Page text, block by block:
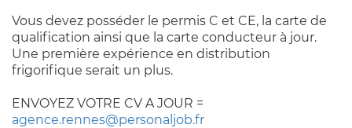
Vous devez posséder le permis C et CE, la carte de
qualification ainsi que la carte conducteur à jour.
Une première expérience en distribution
frigorifique serait un plus.
ENVOYEZ VOTRE CV A JOUR =
agence.rennes@personaljob.fr